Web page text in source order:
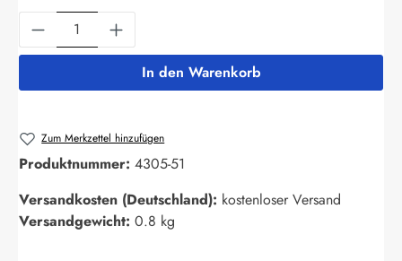
Produkt Anzahl: Gib den gewünschten
In den Warenkorb
Zum Merkzettel hinzufügen
Produktnummer: 4305-51
Versandkosten (Deutschland): kostenloser Versand
Versandgewicht: 0.8 kg